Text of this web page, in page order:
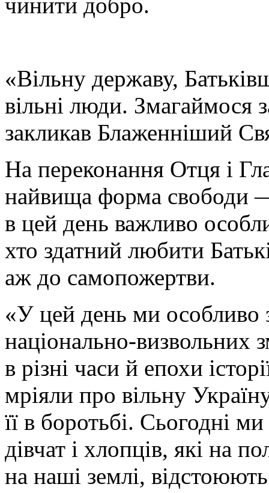
«Вільну державу,
вільні люди. Змагаймося
закликав Блаженніший
На переконання Отця і
найвища форма свободи
в цей день важливо
хто здатний любити
аж до самопожертви.
«У цей день ми особливо
національно-визвольних
в різні часи й епохи
мріяли про вільну
її в боротьбі. Сьогодні
дівчат і хлопців, які на
на наші землі,